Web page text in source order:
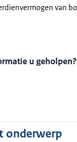
van
u geholpen?
onderwerp